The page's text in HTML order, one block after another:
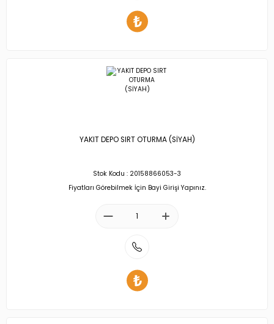
YAKIT DEPO SIRT OTURMA (SİYAH)
Stok Kodu : 20158866053-3
Fiyatları Görebilmek İçin Bayi Girişi Yapınız.